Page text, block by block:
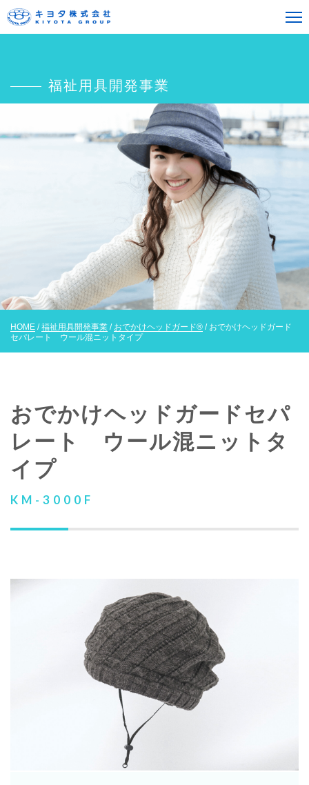
福祉用具開発事業
HOME /福祉用具開発事業 / おでかけヘッドガード® / おでかけヘッドガード
セパレート ウール混ニットタイプ
おでかけヘッドガードセパ
レート ウール混ニットタ
イプ
KM-3000F